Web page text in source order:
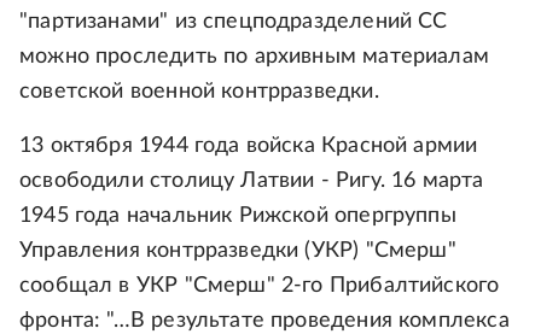
"партизанами" из спецподразделений СС
можно проследить по архивным материалам
советской военной контрразведки.
13 октября 1944 года войска Красной армии
освободили столицу Латвии - Ригу. 16 марта
1945 года начальник Рижской опергруппы
Управления контрразведки (УКР) "Смерш"
сообщал в УКР "Смерш" 2-го Прибалтийского
фронта: "…В результате проведения комплекса